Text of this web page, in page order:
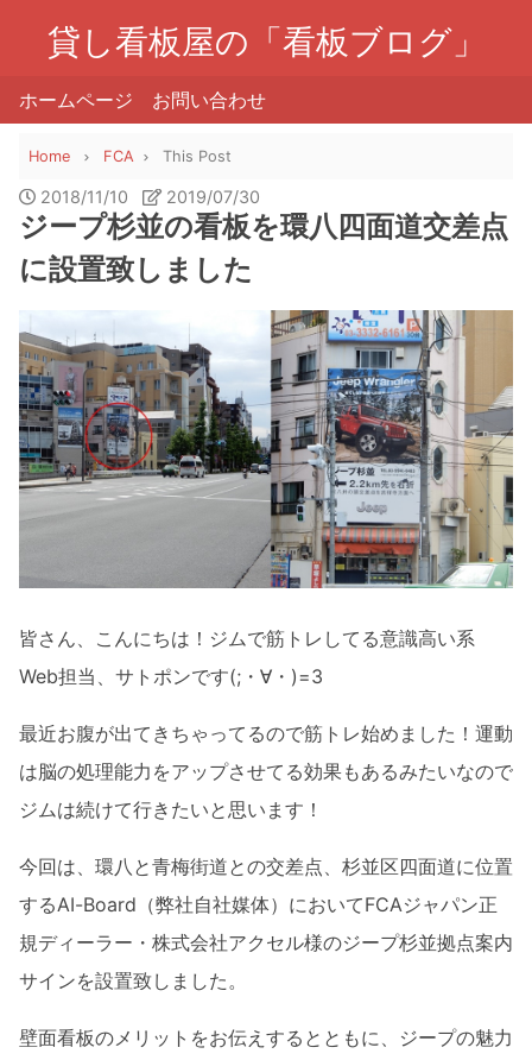
貸し看板屋の「看板ブログ」
ホームページ お問い合わせ
Home FCA This Post
2018/11/10 2019/07/30
ジープ杉並の看板を環八四面道交差点
に設置致しました
皆さん、こんにちは！ジムで筋トレしてる意識高い系
Web担当、サトポンです(;・∀・)=3
最近お腹が出てきちゃってるので筋トレ始めました！運動
は脳の処理能力をアップさせてる効果もあるみたいなので
ジムは続けて行きたいと思います！
今回は、環八と青梅街道との交差点、杉並区四面道に位置
するAI-Board（弊社自社媒体）においてFCAジャパン正
規ディーラー・株式会社アクセル様のジープ杉並拠点案内
サインを設置致しました。
壁面看板のメリットをお伝えするとともに、ジープの魅力